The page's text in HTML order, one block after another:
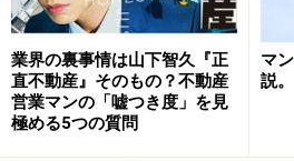
［毎月返済額の求め方］
借りる額÷100万円×早見表の金額
例えば金利3.0%、35年返済で
月返済額は以下のとおりです。
業界の裏事情は山下智久『正
直不動産』そのもの？不動産
営業マンの「嘘つき度」を見
極める5つの質問
マ
説